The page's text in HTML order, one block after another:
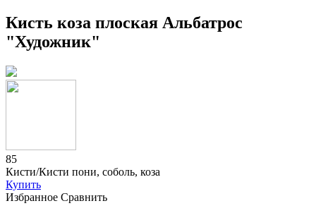
Кисть коза плоская Альбатрос
"Художник"
85
Кисти/Кисти пони, соболь, коза
Купить
Избранное Сравнить